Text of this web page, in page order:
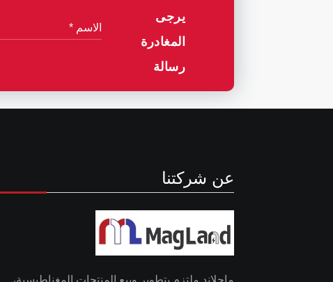
يرجى
المغادرة
رسالة
عن شركتنا
ماجلاند ملتزم بتطوير وبيع المنتجات المغناطيسية،